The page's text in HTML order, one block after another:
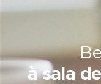
à sala